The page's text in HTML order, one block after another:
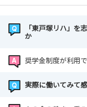
「東戸塚リハ」を
か
奨学金制度が利用
実際に働いてみて